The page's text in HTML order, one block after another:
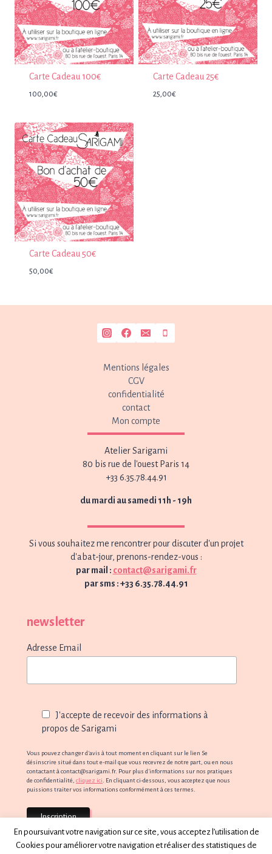
Carte Cadeau 100€
100,00€
Carte Cadeau 25€
25,00€
Carte Cadeau 50€
50,00€
Mentions légales
CGV
confidentialité
contact
Mon compte
Atelier Sarigami
80 bis rue de l'ouest Paris 14
+33 6.35.78.44.91
du mardi au samedi 11h - 19h
Si vous souhaitez me rencontrer pour discuter d'un projet
d'abat-jour, prenons-rendez-vous :
par mail : contact@sarigami.fr
par sms : +33 6.35.78.44.91
newsletter
Adresse Email
J'accepte de recevoir des informations à
propos de Sarigami
Vous pouvez changer d'avis à tout moment en cliquant sur le lien Se
désinscrire situé dans tout e-mail que vous recevrez de notre part, ou en nous
contactant à contact@sarigami.fr. Pour plus d'informations sur nos pratiques
de confidentialité, cliquez ici . En cliquant ci-dessous, vous acceptez que nous
puissions traiter vos informations conformément à ces termes.
En poursuivant votre navigation sur ce site, vous acceptez l’utilisation de
Cookies pour améliorer votre navigation et réaliser des statistiques de